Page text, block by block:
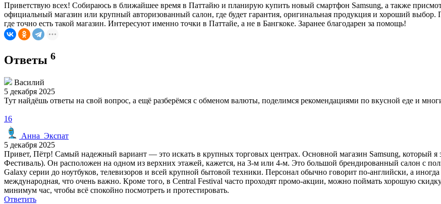
Приветствую всех! Собираюсь в ближайшее время в Паттайю и планирую купить новый смартфон Samsung, а также
официальный магазин или крупный авторизованный салон, где будет гарантия, оригинальная продукция и хороший
где точно есть такой магазин. Интересуют именно точки в Паттайе, а не в Бангкоке. Заранее благодарен за помощь!
Ответы 6
Василий
5 декабря 2025
Тут найдёшь ответы на свой вопрос, а ещё разберёмся с обменом валюты, поделимся рекомендациями по вкусной еде и
16
Анна_Экспат
5 декабря 2025
Привет, Пётр! Самый надежный вариант — это искать в крупных торговых центрах. Основной магазин Samsung, который я
Фестиваль). Он расположен на одном из верхних этажей, кажется, на 3-м или 4-м. Это большой брендированный салон с
Galaxy серии до ноутбуков, телевизоров и всей крупной бытовой техники. Персонал обычно говорит по-английски, а
международная, что очень важно. Кроме того, в Central Festival часто проходят промо-акции, можно поймать хорошую
минимум час, чтобы всё спокойно посмотреть и протестировать.
Ответить